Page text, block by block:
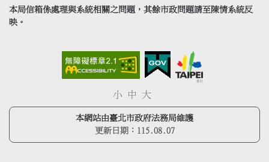
本局信箱係處理與系統相關之問題，其餘市政問題請至陳情系統反
映。
小 中 大
本網站由臺北市政府法務局維護
更新日期： 115.08.07